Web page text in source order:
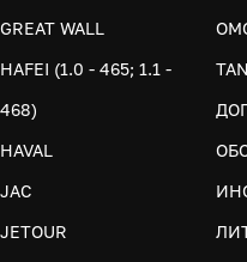
GREAT WALL
HAFEI (1.0 - 465; 1.1 -
468)
HAVAL
JAC
JETOUR